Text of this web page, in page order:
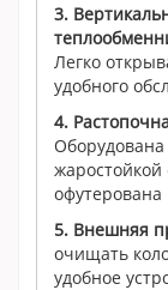
3.
Легко
удобного
4.
офутерована
5. Внешняя
очищать
удобное